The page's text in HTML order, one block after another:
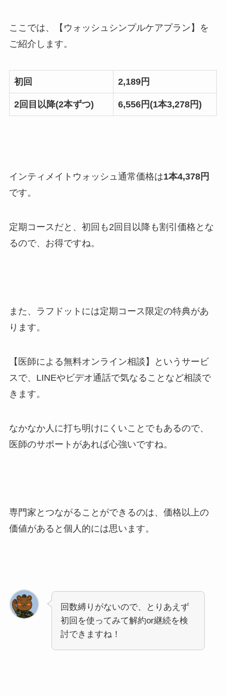
ここでは、【ウォッシュシンプルケアプラン】を
ご紹介します。
初回 2,189円
2回目以降(2本ずつ) 6,556円(1本3,278円)
インティメイトウォッシュ 通常価格は1本4,378円
です。
定期コースだと、初回も2回目以降も割引価格とな
るので、お得ですね。
また、ラフドットには定期コース限定の特典があ
ります。
【医師による無料オンライン相談】というサービ
スで、LINEやビデオ通話で気なることなど相談で
きます。
なかなか人に打ち明けにくいことでもあるので、
医師のサポートがあれば心強いですね。
専門家とつながることができるのは、価格以上の
価値があると個人的には思います。
回数縛りがないので、
とりあえず
初回を使ってみて解約or継続を検
討できますね！